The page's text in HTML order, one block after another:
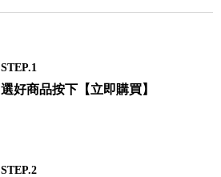
STEP.1
選好商品按下【立即購買】
STEP.2